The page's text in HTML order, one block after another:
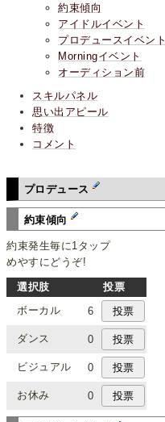
約束傾向
アイドルイベント
プロデュースイベント
Morningイベント
オーディション前
スキルパネル
思い出アピール
特徴
コメント
プロデュース
約束傾向
約束発生毎に1タップ
めやすにどうぞ!
選択肢
投票
ボーカル
6
ダンス 0
ビジュアル 0
お休み 0